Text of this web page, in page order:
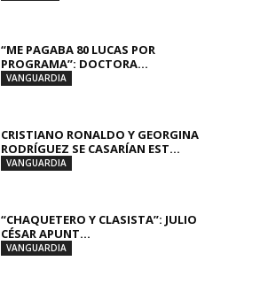
“ME PAGABA 80 LUCAS POR
PROGRAMA”: DOCTORA...
VANGUARDIA
CRISTIANO RONALDO Y GEORGINA
RODRÍGUEZ SE CASARÍAN EST...
VANGUARDIA
“CHAQUETERO Y CLASISTA”: JULIO
CÉSAR APUNT...
VANGUARDIA